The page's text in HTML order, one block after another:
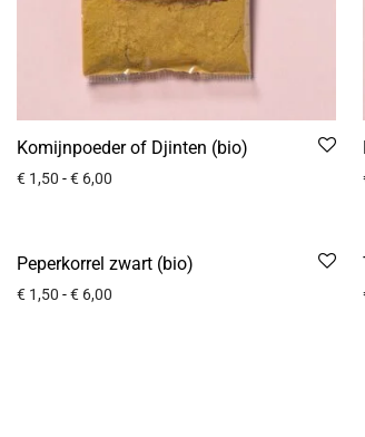
Komijnpoeder of Djinten (bio)
€ 1,50 -€ 6,00
Peperkorrel zwart (bio)
€ 1,50 -€ 6,00